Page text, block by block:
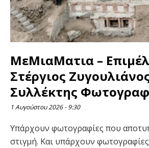
ΜεΜιαΜατια –
Στέργιος
Συλλέκτης
1 Αυγούστου 2026 9:30
Υπάρχουν φωτογραφίες που
στιγμή. Και υπάρχουν